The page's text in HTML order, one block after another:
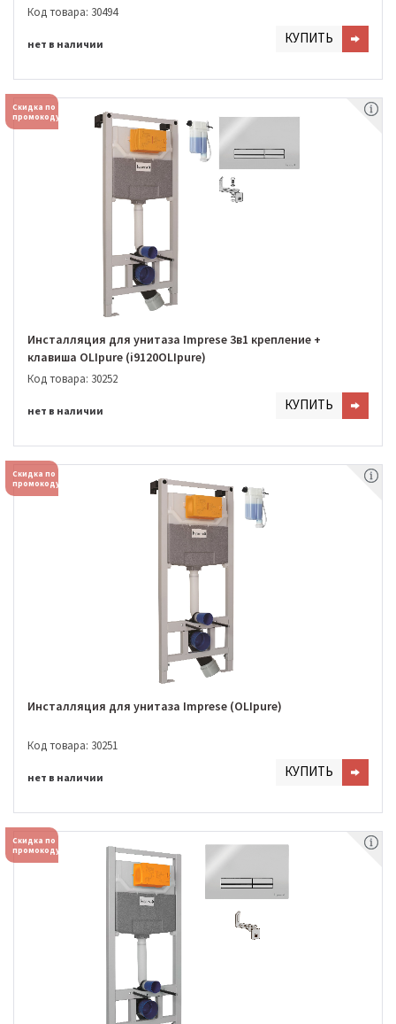
Код товара: 30494
нет в наличии КУПИТЬ
Скидка по
промокоду
Инсталляция для унитаза Imprese 3в1 крепление +
клавиша OLIpure (i9120OLIpure)
Код товара: 30252
нет в наличии КУПИТЬ
Скидка по
промокоду
Инсталляция для унитаза Imprese (OLIpure)
Код товара: 30251
нет в наличии КУПИТЬ
Скидка по
промокоду